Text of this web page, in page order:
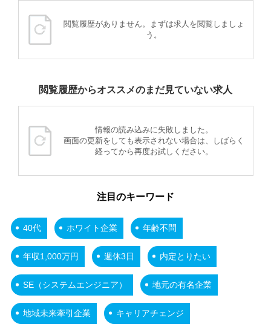
閲覧履歴がありません。まずは求人を閲覧しましょ
う。
閲覧履歴からオススメのまだ見ていない求人
情報の読み込みに失敗しました。
画面の更新をしても表示されない場合は、しばらく
経ってから再度お試しください。
注目のキーワード
40代 ホワイト企業 年齢不問
年収1,000万円 週休3日 内定とりたい
SE（システムエンジニア） 地元の有名企業
地域未来牽引企業 キャリアチェンジ